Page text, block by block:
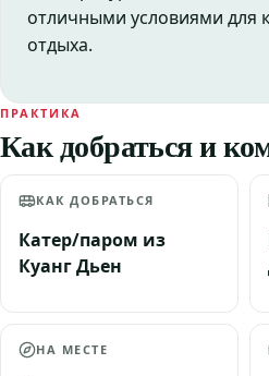
отличными условиями для
отдыха.
ПРАКТИКА
Как добраться и
КАК ДОБРАТЬСЯ
Катер/паром из
Куанг Дьен
НА МЕСТЕ